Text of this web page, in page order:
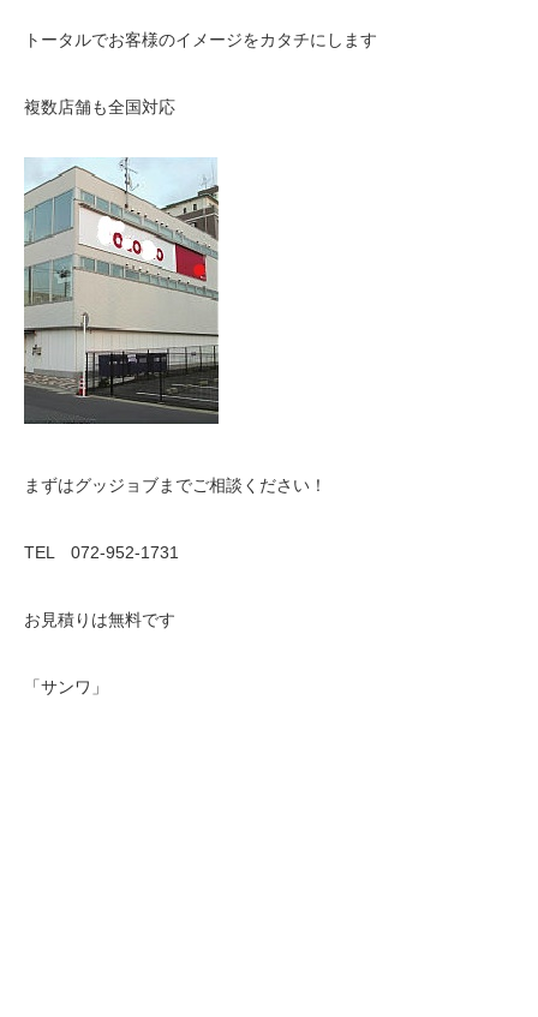
トータルでお客様のイメージをカタチにします
複数店舗も全国対応
まずはグッジョブまでご相談ください！
TEL 072-952-1731
お見積りは無料です
「サンワ」